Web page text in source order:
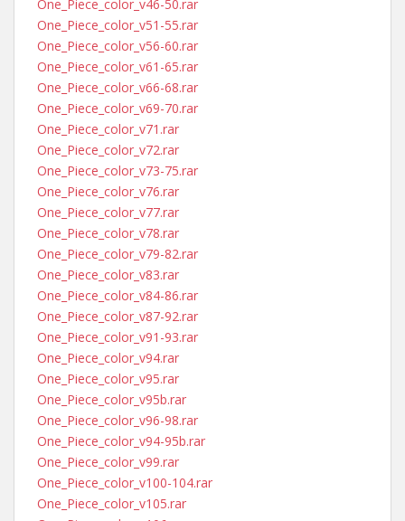
One_Piece_color_v46-50.rar
One_Piece_color_v51-55.rar
One_Piece_color_v56-60.rar
One_Piece_color_v61-65.rar
One_Piece_color_v66-68.rar
One_Piece_color_v69-70.rar
One_Piece_color_v71.rar
One_Piece_color_v72.rar
One_Piece_color_v73-75.rar
One_Piece_color_v76.rar
One_Piece_color_v77.rar
One_Piece_color_v78.rar
One_Piece_color_v79-82.rar
One_Piece_color_v83.rar
One_Piece_color_v84-86.rar
One_Piece_color_v87-92.rar
One_Piece_color_v91-93.rar
One_Piece_color_v94.rar
One_Piece_color_v95.rar
One_Piece_color_v95b.rar
One_Piece_color_v96-98.rar
One_Piece_color_v94-95b.rar
One_Piece_color_v99.rar
One_Piece_color_v100-104.rar
One_Piece_color_v105.rar